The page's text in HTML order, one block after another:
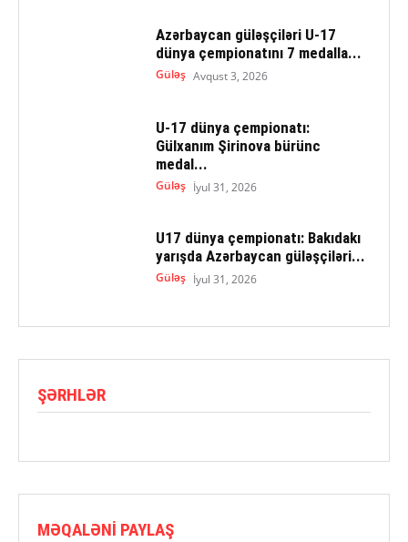
Azərbaycan güləşçiləri U-17
dünya çempionatını 7 medalla...
Güləş Avqust 3, 2026
U-17 dünya çempionatı:
Gülxanım Şirinova bürünc
medal...
Güləş İyul 31, 2026
U17 dünya çempionatı: Bakıdakı
yarışda Azərbaycan güləşçiləri...
Güləş İyul 31, 2026
ŞƏRHLƏR
MƏQALƏNI PAYLAŞ